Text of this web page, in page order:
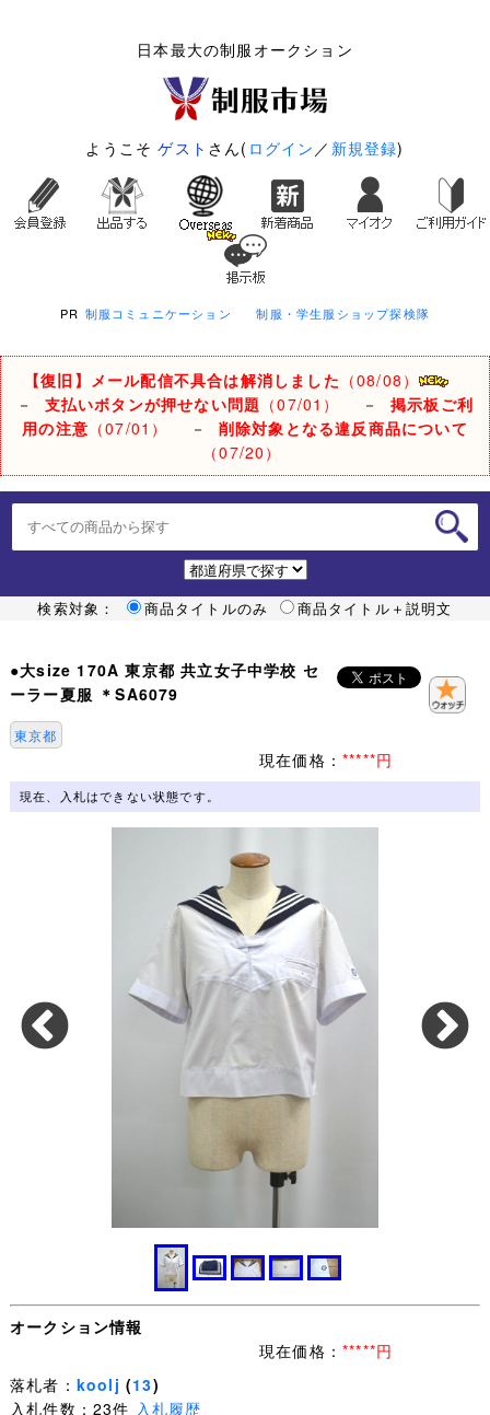
日本最大の制服オークション
ようこそゲスト さん( ログイン ／ 新規登録)
PR 制服コミュニケーション 制服・学生服ショップ探検隊
【復旧】メール配信不具合は解消しました （08/08）
－ 支払いボタンが押せない問題 （07/01） －掲示板ご利
用の注意 （07/01） － 削除対象となる違反商品について
（07/20）
検索対象： 商品タイトルのみ 商品タイトル＋説明文
●大size 170A 東京都 共立女子中学校 セ
ーラー夏服 ＊SA6079
東京都
現在価格： *****円
現在、入札はできない状態です。
オークション情報
現在価格： *****円
落札者： koolj (13)
入札件数：23件 入札履歴